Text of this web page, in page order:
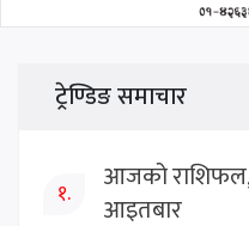
ट्रेण्डिङ समाचार
१.
आजको
आइतबार